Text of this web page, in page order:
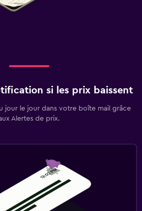
si les prix baissent
jour le jour dans votre boîte mail grâce
Alertes de prix.